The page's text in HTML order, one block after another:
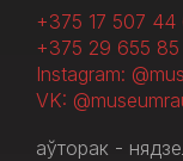
+375 17 507 44
+375 29 655
Instagram:
VK:
аўторак -